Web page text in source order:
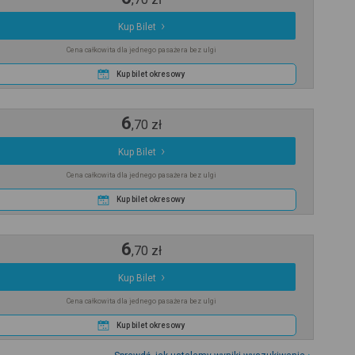
Kup Bilet
Cena całkowita dla jednego pasażera bez ulgi
Kup bilet okresowy
6,70 zł
Kup Bilet
Cena całkowita dla jednego pasażera bez ulgi
Kup bilet okresowy
6,70 zł
Kup Bilet
Cena całkowita dla jednego pasażera bez ulgi
Kup bilet okresowy